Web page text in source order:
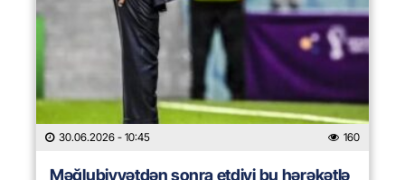
30.06.2026 - 10:45 160
Məğlubiyyətdən sonra etdiyi bu hərəkətlə